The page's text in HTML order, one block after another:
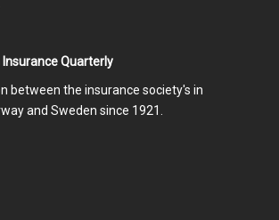
Quarterly
between the insurance society's in
and Sweden since 1921.